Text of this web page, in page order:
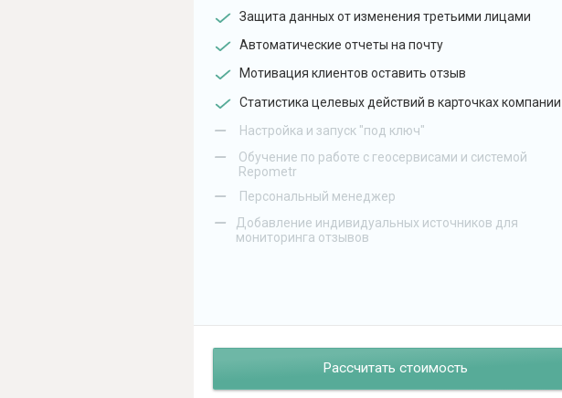
Защита данных от изменения третьими лицами
Автоматические отчеты на почту
Мотивация клиентов оставить отзыв
Статистика целевых действий в карточках компании
– Настройка и запуск "под ключ"
–
Обучение по работе с геосервисами и системой
Repometr
– Персональный менеджер
–
Добавление индивидуальных источников для
мониторинга отзывов
Рассчитать стоимость